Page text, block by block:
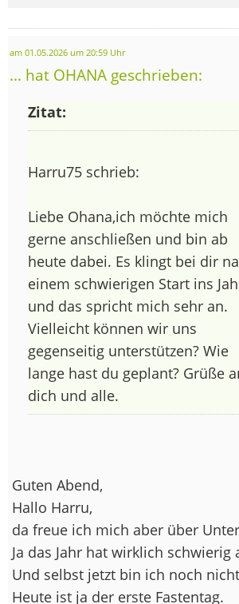
am 01.05.2026 um 20:59 Uhr
... hat OHANA geschrieben:
Zitat:
Harru75 schrieb:
Liebe Ohana,ich möchte mich
gerne anschließen und bin ab
heute dabei. Es klingt bei dir
einem schwierigen Start ins
und das spricht mich sehr an.
Vielleicht können wir uns
gegenseitig unterstützen? Wie
lange hast du geplant? Grüße
dich und alle.
Guten Abend,
Hallo Harru,
da freue ich mich aber über
Ja das Jahr hat wirklich schwierig
Und selbst jetzt bin ich noch
Heute ist ja der erste Fastentag.